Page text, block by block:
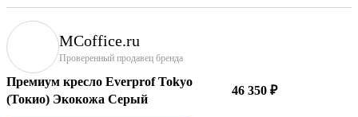
MCoffice.ru
Проверенный продавец бренда
Премиум кресло Everprof Tokyo
(Токио) Экокожа Серый
46 350 ₽